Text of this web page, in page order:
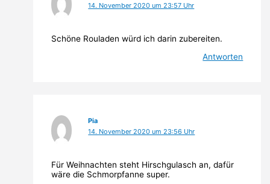
14. November 2020 um 23:57 Uhr
Schöne Rouladen würd ich darin zubereiten.
Antworten
Pia
14. November 2020 um 23:56 Uhr
Für Weihnachten steht Hirschgulasch an, dafür
wäre die Schmorpfanne super.